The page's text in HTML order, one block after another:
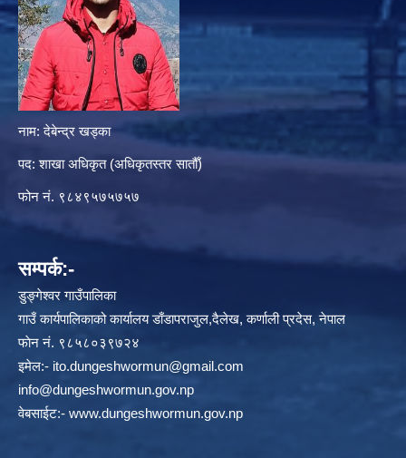
नाम: देबेन्द्र खड्का
पद: शाखा अधिकृत (अधिकृतस्तर सातौँ)
फोन नं. ९८४९५७५७५७
सम्पर्क:-
डुङ्गेश्वर गाउँपालिका
गाउँ कार्यपालिकाको कार्यालय डाँडापराजुल,दैलेख, कर्णाली प्रदेस, नेपाल
फाेन नं. ९८५८०३९७२४
इमेल:- ito.dungeshwormun@gmail.com
info@dungeshwormun.gov.np
वेबसाईट:- www.dungeshwormun.gov.np